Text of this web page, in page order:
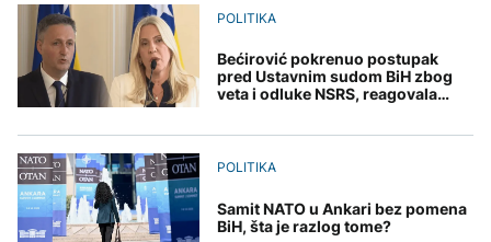
Počela isplata penzija u
RS
smanjuje proizvodnju
zbog niskog vodostaja i
visokih temperatura
Save
graničnim prelazima u
sistema ako se isključuje
čim je preopterećen?
BIZNIS
Skočile cijene nafte na
se to odraziti na BiH
djece moraju platiti 942
KULTURA
drevnim piramidama
POLITIKA
Bećirović pokrenuo postupak
pred Ustavnim sudom BiH zbog
veta i odluke NSRS, reagovala
POLITIKA
Samit NATO u Ankari bez pomena
BiH, šta je razlog tome?